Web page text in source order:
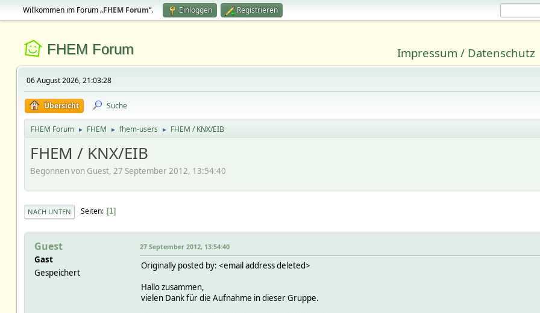
Willkommen im Forum „FHEM Forum“. Einloggen Registrieren
FHEM Forum Impressum / Datenschutz
06 August 2026, 21:03:28
Übersicht Suche
FHEM Forum ► FHEM ► fhem-users ► FHEM / KNX/EIB
FHEM / KNX/EIB
Begonnen von Guest, 27 September 2012, 13:54:40
NACH UNTEN Seiten 1
Guest
Gast
Gespeichert
27 September 2012, 13:54:40
Originally posted by: <email address deleted>
Hallo zusammen,
vielen Dank für die Aufnahme in dieser Gruppe.